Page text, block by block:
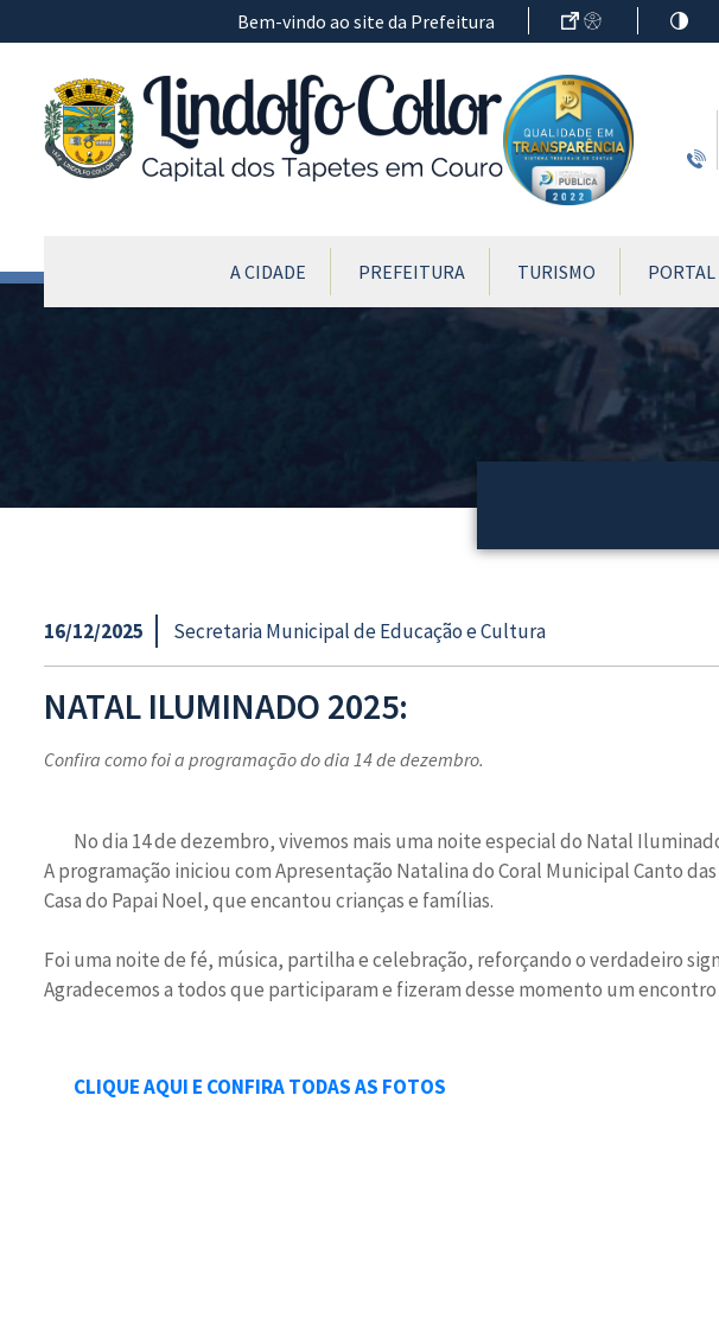
Bem-vindo ao site da Prefeitura Ir para o
CONTEÚDO DO MENU
A CIDADE PREFEITURA TURISMO
Conteúdo Principal
16/12/2025 Secretaria Municipal de Educação e Cultura
NATAL ILUMINADO 2025:
Confira como foi a programação do dia 14 de dezembro.
No dia 14 de dezembro, vivemos mais uma noite especial do Natal
A programação iniciou com Apresentação Natalina do Coral Municipal Canto
Casa do Papai Noel, que encantou crianças e famílias.
Foi uma noite de fé, música, partilha e celebração, reforçando o verdadeiro
Agradecemos a todos que participaram e fizeram desse momento um
CLIQUE AQUI E CONFIRA TODAS AS FOTOS